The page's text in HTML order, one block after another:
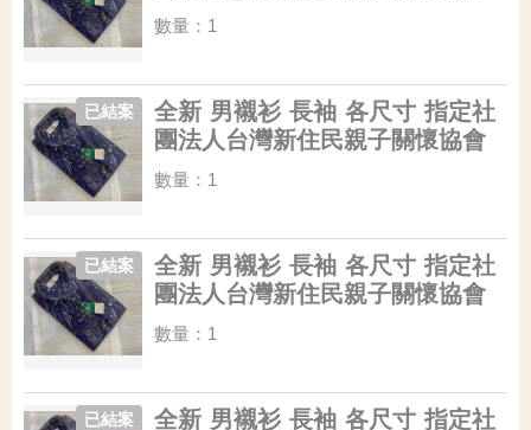
數量：1
全新 男襯衫 長袖 各尺寸 指定社
團法人台灣新住民親子關懷協會
已結案
數量：1
全新 男襯衫 長袖 各尺寸 指定社
團法人台灣新住民親子關懷協會
已結案
數量：1
全新 男襯衫 長袖 各尺寸 指定社
已結案